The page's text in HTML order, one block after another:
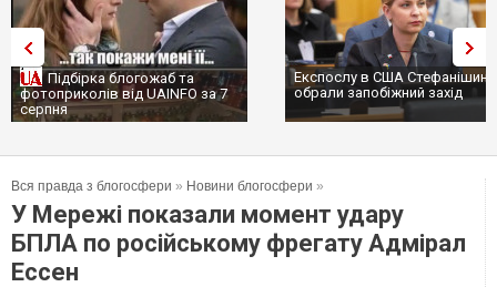
Підбірка блогожаб та
фотоприколів від UAINFO за 7
серпня
Експослу в США
обрали запобіжний захід
Вся правда з блогосфери » Новини блогосфери »
У Мережі показали момент удару
БПЛА по російському фрегату Адмірал
Ессен